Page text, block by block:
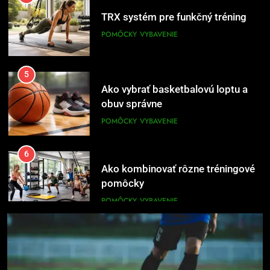
POMÔCKY VYBAVENIE
5
obuv správne
POMÔCKY VYBAVENIE
6
pomôcky
POMÔCKY VYBAVENIE
7
Pomôcky na cvičenie brucha
VYBAVENIE